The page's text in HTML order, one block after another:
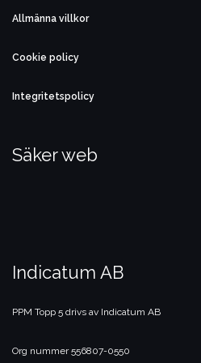
Allmänna villkor
Cookie policy
Integritetspolicy
Säker web
Indicatum AB
PPM Topp 5 drivs av Indicatum AB
Org nummer 556807-0550